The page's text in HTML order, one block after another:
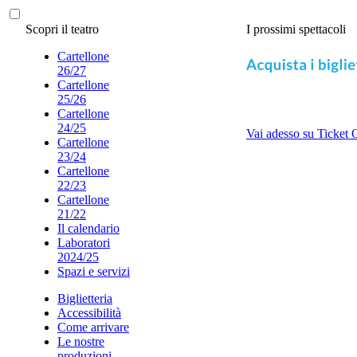
Scopri il teatro
Cartellone
26/27
Cartellone
25/26
Cartellone
24/25
Cartellone
23/24
Cartellone
22/23
Cartellone
21/22
Il calendario
Laboratori
2024/25
Spazi e servizi
Biglietteria
Accessibilità
Come arrivare
Le nostre
I prossimi spettacoli
Vai adesso su Ticket